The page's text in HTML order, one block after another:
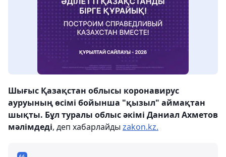
Шығыс Қазақстан облысы коронавирус
ауруының өсімі бойынша "қызыл" аймақтан
шықты. Бұл туралы облыс әкімі Даниал Ахметов
мәлімдеді, деп хабарлайды zakon.kz.